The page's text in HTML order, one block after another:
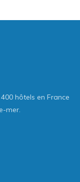
hôtels en France
mer.